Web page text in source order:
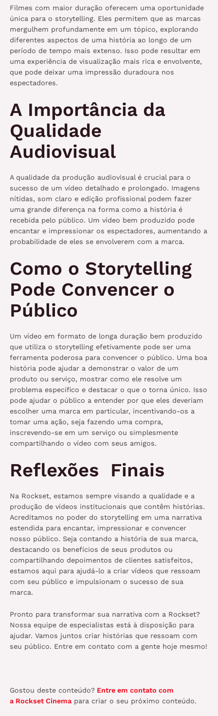
Filmes com maior duração oferecem uma oportunidade
única para o storytelling. Eles permitem que as marcas
mergulhem profundamente em um tópico, explorando
diferentes aspectos de uma história ao longo de um
período de tempo mais extenso. Isso pode resultar em
uma experiência de visualização mais rica e envolvente,
que pode deixar uma impressão duradoura nos
espectadores.
A Importância da
Qualidade
Audiovisual
A qualidade da produção audiovisual é crucial para o
sucesso de um vídeo detalhado e prolongado. Imagens
nítidas, som claro e edição profissional podem fazer
uma grande diferença na forma como a história é
recebida pelo público. Um vídeo bem produzido pode
encantar e impressionar os espectadores, aumentando a
probabilidade de eles se envolverem com a marca.
Como o Storytelling
Pode Convencer o
Público
Um vídeo em formato de longa duração bem produzido
que utiliza o storytelling efetivamente pode ser uma
ferramenta poderosa para convencer o público. Uma boa
história pode ajudar a demonstrar o valor de um
produto ou serviço, mostrar como ele resolve um
problema específico e destacar o que o torna único. Isso
pode ajudar o público a entender por que eles deveriam
escolher uma marca em particular, incentivando-os a
tomar uma ação, seja fazendo uma compra,
inscrevendo-se em um serviço ou simplesmente
compartilhando o vídeo com seus amigos.
Reflexões Finais
Na Rockset, estamos sempre visando a qualidade e a
produção de vídeos institucionais que contêm histórias.
Acreditamos no poder do storytelling em uma narrativa
estendida para encantar, impressionar e convencer
nosso público. Seja contando a história de sua marca,
destacando os benefícios de seus produtos ou
compartilhando depoimentos de clientes satisfeitos,
estamos aqui para ajudá-lo a criar vídeos que ressoam
com seu público e impulsionam o sucesso de sua
marca.
Pronto para transformar sua narrativa com a Rockset?
Nossa equipe de especialistas está à disposição para
ajudar. Vamos juntos criar histórias que ressoam com
seu público. Entre em contato com a gente hoje mesmo!
Gostou deste conteúdo? Entre em contato com
a Rockset Cinema para criar o seu próximo conteúdo.